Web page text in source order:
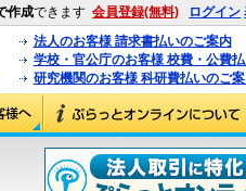
作成できます 会員登録(無料) ログイン
法人のお客様 請求書払いのご案内
学校・官公庁のお客様 校費・公費
研究機関のお客様 科研費払いのご